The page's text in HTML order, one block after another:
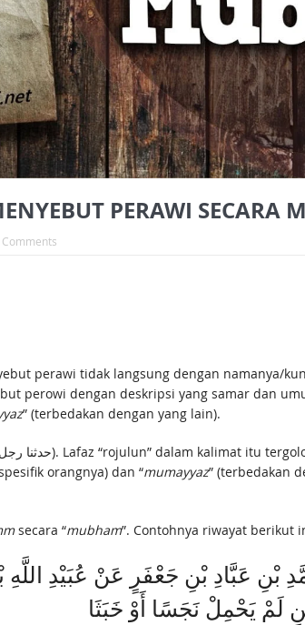
PERAWI
Comments
perawi tidak langsung dengan namanya/
perowi dengan deskripsi yang samar dan
” (terbedakan dengan yang lain).
orangnya) dan “mumayyaz” (terbedakan
secara “mubham”. Contohnya riwayat berikut
بْنِ عَبَّادِ بْنِ جَعْفَرٍ عَنْ عُبَيْدِ